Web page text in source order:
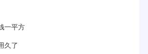
：
：步入式老化房有多大的？
：紫外线老化箱辐照时间是多久？
一平方
久了